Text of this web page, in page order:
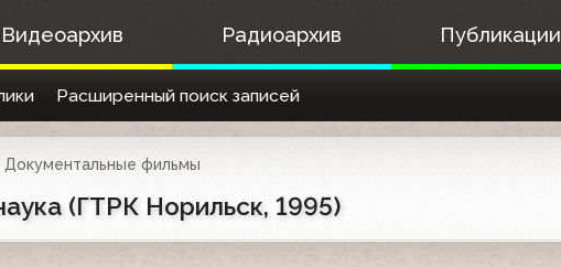
Видеоархив Радиоархив Публикации
Расширенный поиск записей
Документальные фильмы
(ГТРК Норильск, 1995)